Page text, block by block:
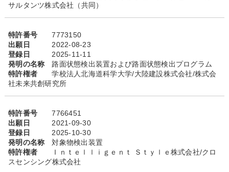
サルタンツ株式会社（共同）
特許番号
7773150
出願日
2022-08-23
登録日
2025-11-11
発明の名称
路面状態検出装置および路面状態検出プログラム
特許権者
学校法人北海道科学大学/大陸建設株式会社/株式会
社未来共創研究所
特許番号
7766451
出願日
2021-09-30
登録日
2025-10-30
発明の名称
対象物検出装置
特許権者
Ｉｎｔｅｌｌｉｇｅｎｔ Ｓｔｙｌｅ株式会社/クロ
スセンシング株式会社